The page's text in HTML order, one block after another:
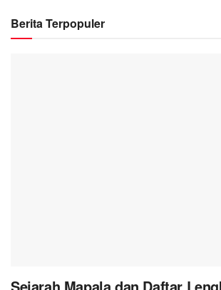
Berita Terpopuler
Sejarah Mapala dan Daftar